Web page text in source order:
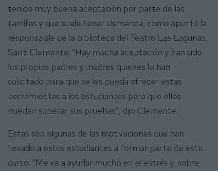
tenido muy buena aceptación por parte de las
familias y que suele tener demanda, como apuntó la
responsable de la biblioteca del Teatro Las Lagunas,
Santi Clemente. “Hay mucha aceptación y han sido
los propios padres y madres quienes lo han
solicitado para que se les pueda ofrecer estas
herramientas a los estudiantes para que ellos
puedan superar sus pruebas”, dijo Clemente.
Estas son algunas de las motivaciones que han
llevado a estos estudiantes a formar parte de este
curso. “Me va a ayudar mucho en el estrés y, sobre